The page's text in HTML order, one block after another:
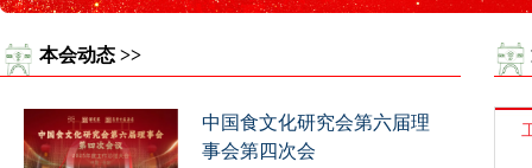
本会动态 >>
中国食文化研究会第六届理
事会第四次会